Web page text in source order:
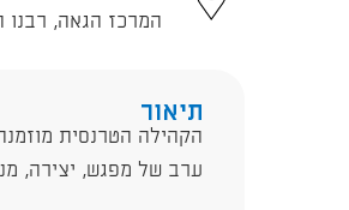
המרכז הגאה, רבנו תם 7, תל אביב
תיאור
הקהילה הטרנסית
ערב של מפגש, יצירה,